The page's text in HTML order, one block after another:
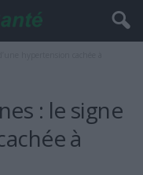
: le signe
à